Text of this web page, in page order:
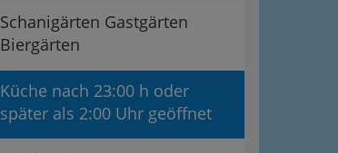
Schanigärten Gastgärten
Biergärten
Küche nach 23:00 h oder
später als 2:00 Uhr geöffnet